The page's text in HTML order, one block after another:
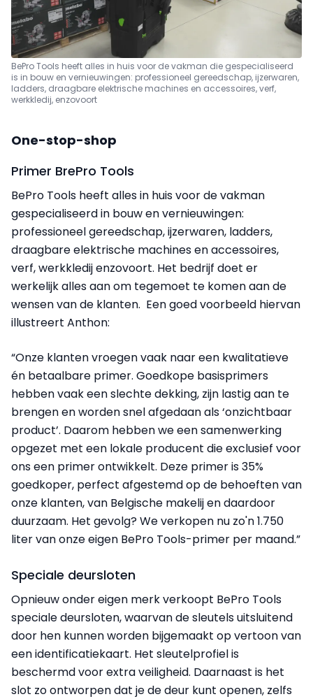
BePro Tools heeft alles in huis voor de vakman die gespecialiseerd
is in bouw en vernieuwingen: professioneel gereedschap, ijzerwaren,
ladders, draagbare elektrische machines en accessoires, verf,
werkkledij, enzovoort
One-stop-shop
Primer BrePro Tools
BePro Tools heeft alles in huis voor de vakman
gespecialiseerd in bouw en vernieuwingen:
professioneel gereedschap, ijzerwaren, ladders,
draagbare elektrische machines en accessoires,
verf, werkkledij enzovoort. Het bedrijf doet er
werkelijk alles aan om tegemoet te komen aan de
wensen van de klanten. Een goed voorbeeld hiervan
illustreert Anthon:
“Onze klanten vroegen vaak naar een kwalitatieve
én betaalbare primer. Goedkope basisprimers
hebben vaak een slechte dekking, zijn lastig aan te
brengen en worden snel afgedaan als ‘onzichtbaar
product’. Daarom hebben we een samenwerking
opgezet met een lokale producent die exclusief voor
ons een primer ontwikkelt. Deze primer is 35%
goedkoper, perfect afgestemd op de behoeften van
onze klanten, van Belgische makelij en daardoor
duurzaam. Het gevolg? We verkopen nu zo'n 1.750
liter van onze eigen BePro Tools-primer per maand.”
Speciale deursloten
Opnieuw onder eigen merk verkoopt BePro Tools
speciale deursloten, waarvan de sleutels uitsluitend
door hen kunnen worden bijgemaakt op vertoon van
een identificatiekaart. Het sleutelprofiel is
beschermd voor extra veiligheid. Daarnaast is het
slot zo ontworpen dat je de deur kunt openen, zelfs